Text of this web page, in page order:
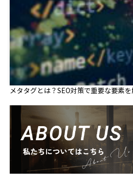
メタタグとは？SEO対策で重要な要素
About Us